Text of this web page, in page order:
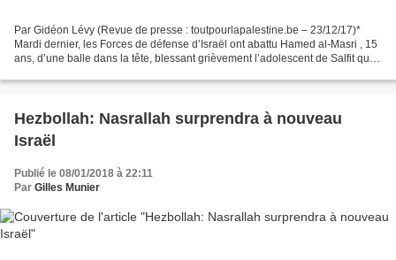
Par Gidéon Lévy (Revue de presse : toutpourlapalestine.be – 23/12/17)*
Mardi dernier, les Forces de défense d’Israël ont abattu Hamed al-Masri , 15
ans, d’une balle dans la tête, blessant grièvement l’adolescent de Salfit qui,
Hezbollah: Nasrallah surprendra à nouveau
Israël
Publié le 08/01/2018 à 22:11
Par Gilles Munier